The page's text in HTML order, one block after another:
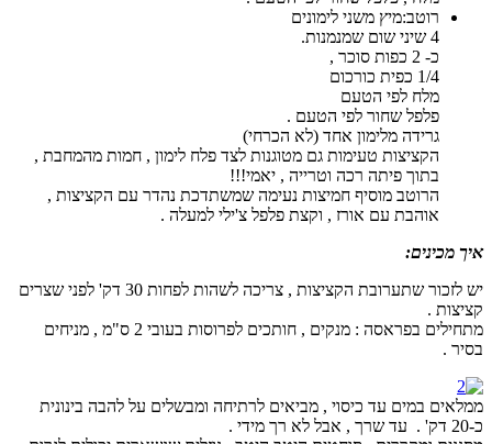
רוטב:מיץ משני לימונים
4 שיני שום שמנמנות.
כ- 2 כפות סוכר ,
1/4 כפית כורכום
מלח לפי הטעם
פלפל שחור לפי הטעם .
גרידה מלימון אחד (לא הכרחי)
הקציצות טעימות גם מטוגנות לצד פלח לימון , חמות מהמחבת ,
בתוך פיתה רכה וטרייה , יאמי!!!
הרוטב מוסיף חמיצות נעימה שמשתדכת נהדר עם הקציצות ,
אוהבת עם אורז , וקצת פלפל צ'ילי למעלה .
איך מכינים:
יש לזכור שתערובת הקציצות , צריכה לשהות לפחות 30 דק' לפני שצרים
קציצות .
מתחילים בפראסה : מנקים , חותכים לפרוסות בעובי 2 ס"מ , מניחים
בסיר .
ממלאים במים עד כיסוי , מביאים לרתיחה ומבשלים על להבה בינונית
כ-20 דק' . עד שרך , אבל לא רך מידי .